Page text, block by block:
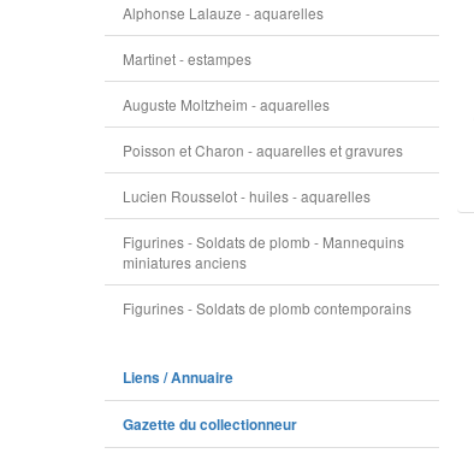
Alphonse Lalauze - aquarelles
Martinet - estampes
Auguste Moltzheim - aquarelles
Poisson et Charon - aquarelles et gravures
Lucien Rousselot - huiles - aquarelles
Figurines - Soldats de plomb - Mannequins
miniatures anciens
Figurines - Soldats de plomb contemporains
Liens / Annuaire
Gazette du collectionneur